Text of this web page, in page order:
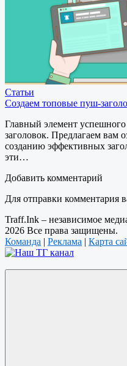
Статьи
Создаем топовые пуш-
Главный элемент
заголовок. Предлагаем вам
созданию эффективных
эти…
Добавить комментарий
Для отправки комментария
Traff.Ink – независимое
2026 Все права защищены.
Команда | Реклама | Карта